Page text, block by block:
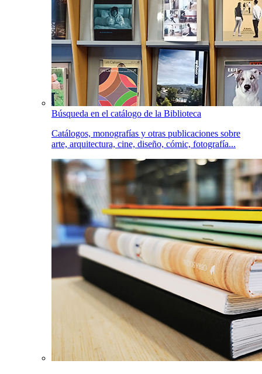
Búsqueda en el catálogo de la Biblioteca
Catálogos, monografías y otras publicaciones sobre
arte, arquitectura, cine, diseño, cómic, fotografía...